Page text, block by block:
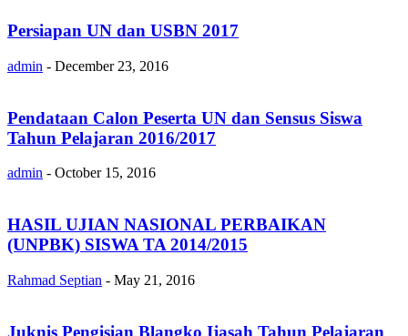
Persiapan UN dan USBN 2017
admin - December 23, 2016
Pendataan Calon Peserta UN dan Sensus Siswa
Tahun Pelajaran 2016/2017
admin - October 15, 2016
HASIL UJIAN NASIONAL PERBAIKAN
(UNPBK) SISWA TA 2014/2015
Rahmad Septian - May 21, 2016
Juknis Pengisian Blangko Ijasah Tahun Pelajaran